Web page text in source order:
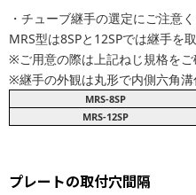
・チューブ継手の選定にご注意く
MRS型は8SPと12SPでは継手を
※ご用意の際は上記ねじ規格をご
※継手の外観は丸形で内側六角溝
MRS-8SP
MRS-12SP
プレートの取付穴間隔